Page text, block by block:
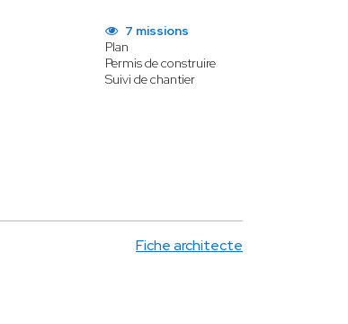
7 missions
Plan
Permis de construire
Suivi de chantier
Fiche architecte